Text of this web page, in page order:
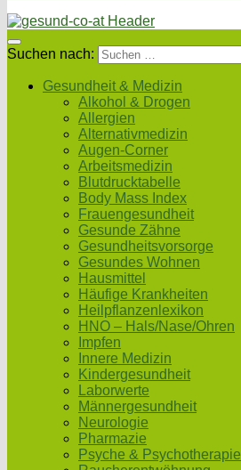
Suchen nach:
Gesundheit & Medizin
Alkohol & Drogen
Allergien
Alternativmedizin
Augen-Corner
Arbeitsmedizin
Blutdrucktabelle
Body Mass Index
Frauengesundheit
Gesunde Zähne
Gesundheitsvorsorge
Gesundes Wohnen
Hausmittel
Häufige Krankheiten
Heilpflanzenlexikon
HNO – Hals/Nase/Ohren
Impfen
Innere Medizin
Kindergesundheit
Laborwerte
Männergesundheit
Neurologie
Pharmazie
Psyche & Psychotherapie